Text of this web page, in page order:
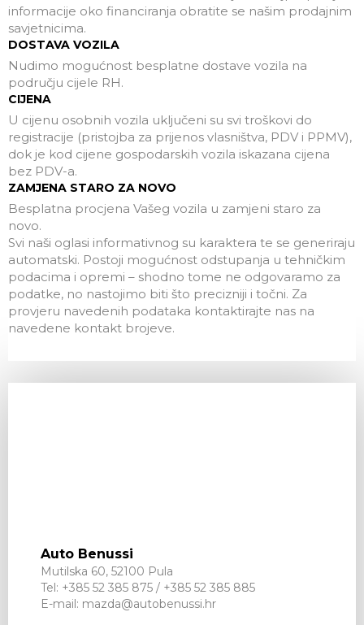
informacije oko financiranja obratite se našim prodajnim
savjetnicima.
DOSTAVA VOZILA
Nudimo mogućnost besplatne dostave vozila na
području cijele RH.
CIJENA
U cijenu osobnih vozila uključeni su svi troškovi do
registracije (pristojba za prijenos vlasništva, PDV i PPMV),
dok je kod cijene gospodarskih vozila iskazana cijena
bez PDV-a.
ZAMJENA STARO ZA NOVO
Besplatna procjena Vašeg vozila u zamjeni staro za
novo.
Svi naši oglasi informativnog su karaktera te se generiraju
automatski. Postoji mogućnost odstupanja u tehničkim
podacima i opremi – shodno tome ne odgovaramo za
podatke, no nastojimo biti što precizniji i točni. Za
provjeru navedenih podataka kontaktirajte nas na
navedene kontakt brojeve.
Auto Benussi
Mutilska 60, 52100 Pula
Tel: +385 52 385 875 / +385 52 385 885
E-mail: mazda@autobenussi.hr